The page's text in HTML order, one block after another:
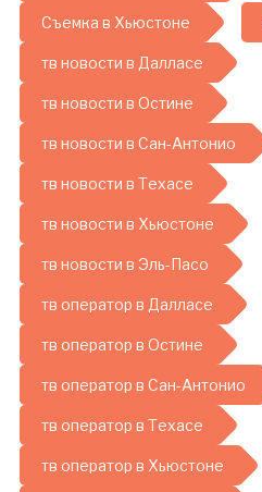
Съемка в Хьюстоне
тв новости в Далласе
тв новости в Остине
тв новости в Сан-Антонио
тв новости в Техасе
тв новости в Хьюстоне
тв новости в Эль-Пасо
тв оператор в Далласе
тв оператор в Остине
тв оператор в Сан-Антонио
тв оператор в Техасе
тв оператор в Хьюстоне